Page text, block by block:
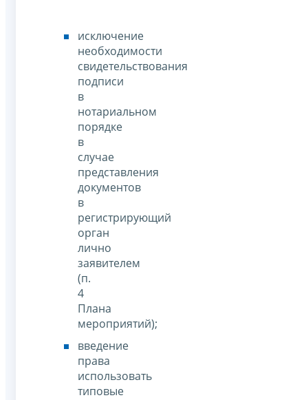
исключение
необходимости
свидетельствования
подписи
в
нотариальном
порядке
в
случае
представления
документов
в
регистрирующий
орган
лично
заявителем
(п.
4
Плана
мероприятий);
введение
права
использовать
типовые